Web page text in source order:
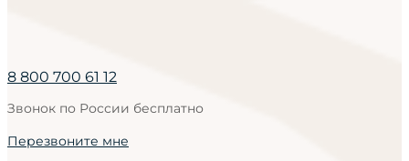
8 800 700 61 12
Звонок по России бесплатно
Перезвоните мне